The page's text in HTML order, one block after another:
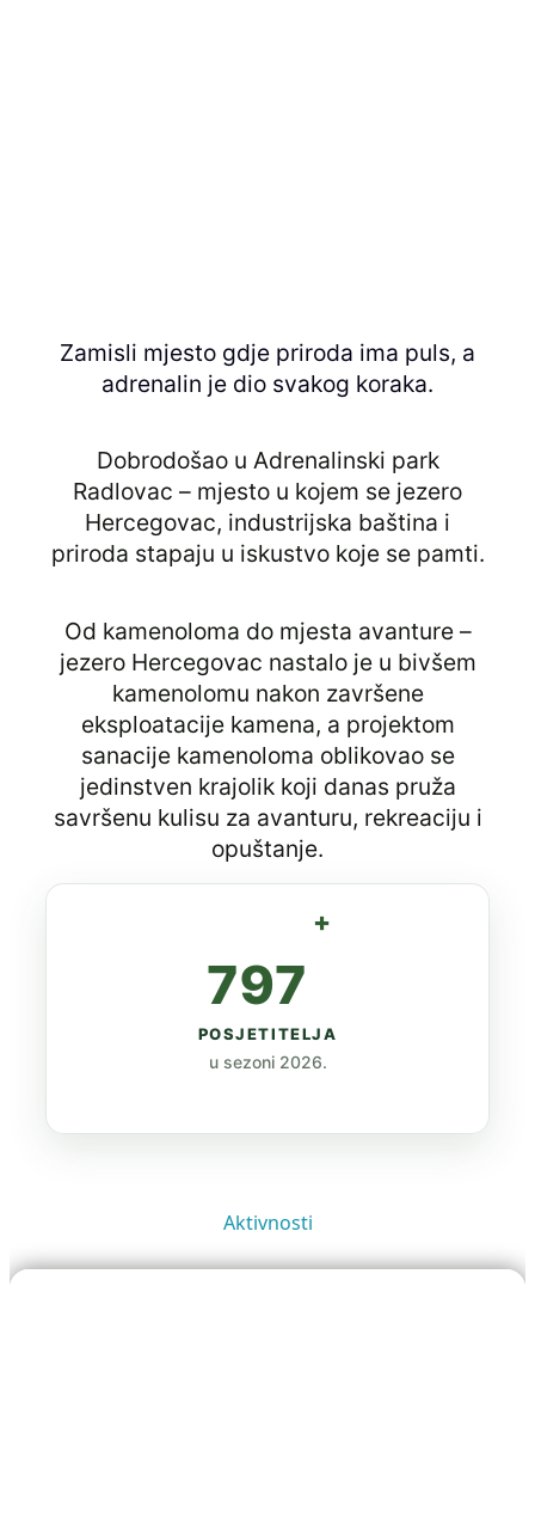
Zamisli mjesto gdje priroda ima puls, a
adrenalin je dio svakog koraka.
Dobrodošao u Adrenalinski park
Radlovac – mjesto u kojem se jezero
Hercegovac, industrijska baština i
priroda stapaju u iskustvo koje se pamti.
Od kamenoloma do mjesta avanture –
jezero Hercegovac nastalo je u bivšem
kamenolomu nakon završene
eksploatacije kamena, a projektom
sanacije kamenoloma oblikovao se
jedinstven krajolik koji danas pruža
savršenu kulisu za avanturu, rekreaciju i
opuštanje.
797
+
POSJETITELJA
u sezoni 2026.
Aktivnosti